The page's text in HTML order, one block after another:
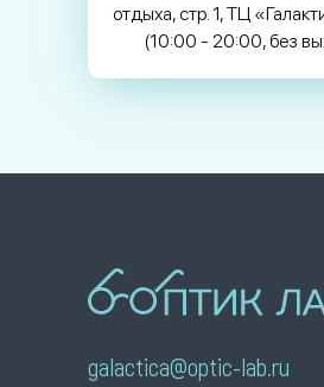
отдыха, стр. 1, ТЦ
(10:00 - 20:00, без
galactica@optic-lab.ru